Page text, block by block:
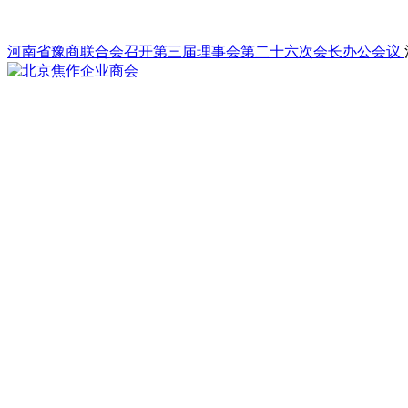
河南省豫商联合会召开第三届理事会第二十六次会长办公会议
2